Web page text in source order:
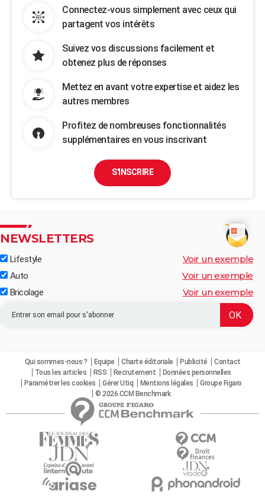
Connectez-vous simplement avec ceux qui
partagent vos intérêts
Suivez vos discussions facilement et
obtenez plus de réponses
Mettez en avant votre expertise et aidez les
autres membres
Profitez de nombreuses fonctionnalités
supplémentaires en vous inscrivant
S'INSCRIRE
NEWSLETTERS
Lifestyle Voir un exemple
Auto Voir un exemple
Bricolage Voir un exemple
Qui sommes-nous ? Equipe Charte éditoriale Publicité
Contact
Tous les articles
RSS Recrutement
Données personnelles
Paramétrer les cookies
Gérer Utiq Mentions légales
Groupe Figaro
© 2026 CCM Benchmark